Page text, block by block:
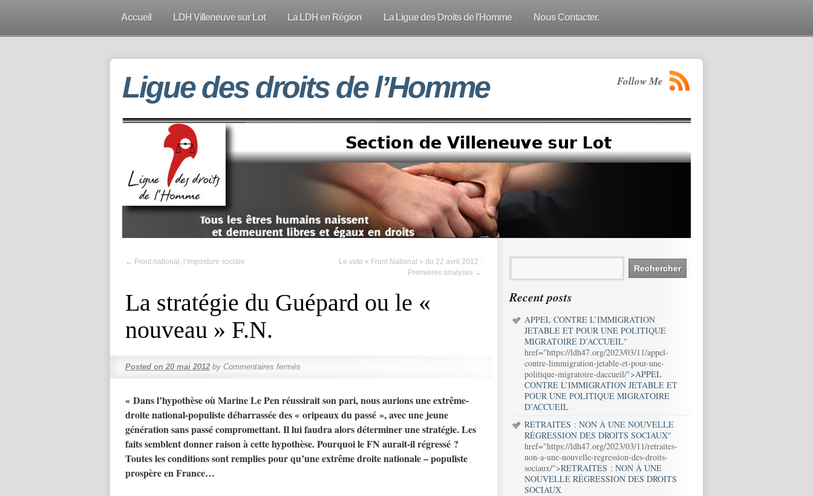
Accueil LDH Villeneuve sur Lot La LDH en Région La Ligue des Droits de l’Homme Nous Contacter.
Ligue des droits de l’Homme Follow Me
← Front national, l’imposture sociale
Le vote « Front National » du 22 avril 2012 :
Premières analyses →
La stratégie du Guépard ou le «
nouveau » F.N.
Posted on 20 mai 2012 by Commentaires fermés
« Dans l’hypothèse où Marine Le Pen réussirait son pari, nous aurions une extrême-
droite national-populiste débarrassée des « oripeaux du passé », avec une jeune
génération sans passé compromettant. Il lui faudra alors déterminer une stratégie. Les
faits semblent donner raison à cette hypothèse. Pourquoi le FN aurait-il régressé ?
Toutes les conditions sont remplies pour qu’une extrême droite nationale – populiste
prospère en France…
Recent posts
APPEL CONTRE L’IMMIGRATION
JETABLE ET POUR UNE POLITIQUE
MIGRATOIRE D’ACCUEIL"
href="https://ldh47.org/2023/03/11/appel-
contre-limmigration-jetable-et-pour-une-
politique-migratoire-daccueil/">APPEL
CONTRE L’IMMIGRATION JETABLE ET
POUR UNE POLITIQUE MIGRATOIRE
D’ACCUEIL
RETRAITES : NON À UNE NOUVELLE
RÉGRESSION DES DROITS SOCIAUX"
href="https://ldh47.org/2023/03/11/retraites-
non-a-une-nouvelle-regression-des-droits-
sociaux/">RETRAITES : NON À UNE
NOUVELLE RÉGRESSION DES DROITS
SOCIAUX